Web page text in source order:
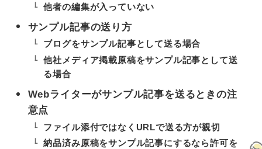
他者の編集が入っていない
サンプル記事の送り方
ブログをサンプル記事として送る場合
他社メディア掲載原稿をサンプル記事として送
る場合
Webライターがサンプル記事を送るときの注
意点
ファイル添付ではなくURLで送る方が親切
納品済み原稿をサンプル記事にするなら許可を